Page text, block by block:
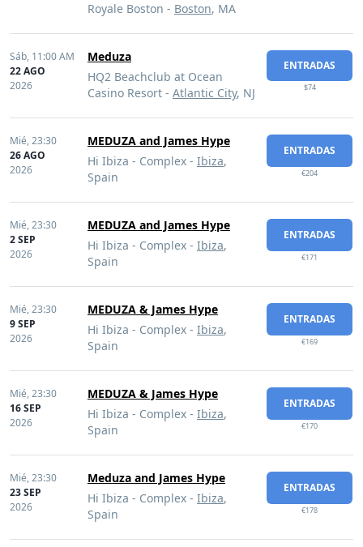
Royale Boston - Boston, MA
Sáb, 11:00 AM
22 AGO
2026
Meduza
HQ2 Beachclub at Ocean
Casino Resort - Atlantic City, NJ
ENTRADAS
$74
Mié,23:30
26 AGO
2026
MEDUZA and James Hype
Hi Ibiza - Complex - Ibiza,
Spain
ENTRADAS
€204
Mié,23:30
2 SEP
2026
MEDUZA and James Hype
Hi Ibiza - Complex - Ibiza,
Spain
ENTRADAS
€171
Mié,23:30
9 SEP
2026
MEDUZA & James Hype
Hi Ibiza - Complex - Ibiza,
Spain
ENTRADAS
€169
Mié,23:30
16 SEP
2026
MEDUZA & James Hype
Hi Ibiza - Complex - Ibiza,
Spain
ENTRADAS
€170
Mié,23:30
23 SEP
2026
Meduza and James Hype
Hi Ibiza - Complex - Ibiza,
Spain
ENTRADAS
€178